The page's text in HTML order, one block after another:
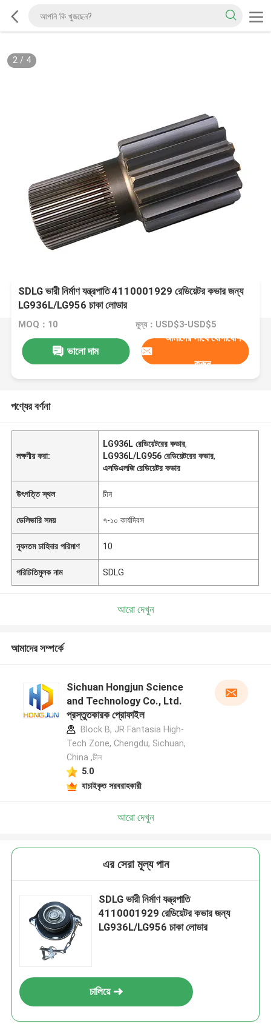
2/ 4
SDLG ভারী নির্মাণ যন্ত্রপাতি 4110001929 রেডিয়েটর কভার জন্য
LG936L/LG956 চাকা লোডার
MOQ：10 মূল্য：USD$3-USD$5
ভালো দাম
আমাদের সাথে যোগাযোগ
করুন
পণ্যের বর্ণনা
লক্ষণীয় করা:
LG936L রেডিয়েটরের কভার,
LG936L/LG956 রেডিয়েটরের কভার,
এসডিএলজি রেডিয়েটর কভার
উৎপত্তি স্থল চীন
ডেলিভারি সময় ৭-১০ কার্যদিবস
ন্যূনতম চাহিদার পরিমাণ 10
পরিচিতিমুলক নাম SDLG
আরো দেখুন
আমাদের সম্পর্কে
Sichuan Hongjun Science
and Technology Co., Ltd.
প্রস্তুতকারক প্রোফাইল
Block B, JR Fantasia High-
Tech Zone, Chengdu, Sichuan,
China ,চীন
5.0
যাচাইকৃত সরবরাহকারী
আরো দেখুন
এর সেরা মূল্য পান
SDLG ভারী নির্মাণ যন্ত্রপাতি
4110001929 রেডিয়েটর কভার জন্য
LG936L/LG956 চাকা লোডার
চালিয়ে